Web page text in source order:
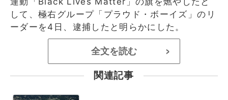
して、極右グループ「プラウド・ボーイズ」のリ
ーダーを4日、逮捕したと明らかにした。
全文を読む >
関連記事